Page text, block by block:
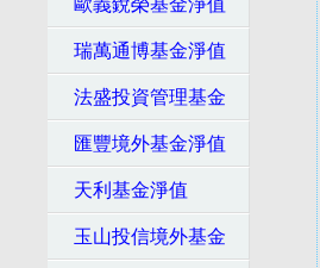
歐義銳榮基金淨值
瑞萬通博基金淨值
法盛投資管理基金
匯豐境外基金淨值
天利基金淨值
玉山投信境外基金